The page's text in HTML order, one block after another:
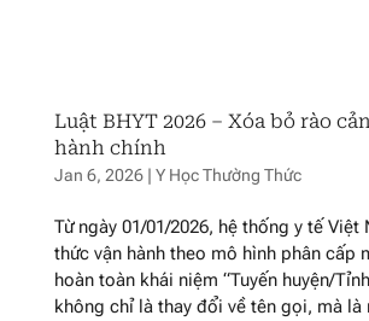
Luật BHYT 2026 – Xóa bỏ rào
hành chính
Jan 6, 2026| Y Học Thường Thức
Từ ngày 01/01/2026, hệ thống y tế Việt
thức vận hành theo mô hình phân cấp
hoàn toàn khái niệm “Tuyến huyện/
không chỉ là thay đổi về tên gọi, mà